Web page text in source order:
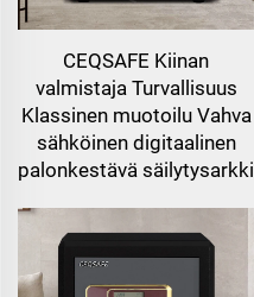
CEQSAFE Kiinan
valmistaja Turvallisuus
Klassinen muotoilu Vahva
sähköinen digitaalinen
palonkestävä säilytysarkki